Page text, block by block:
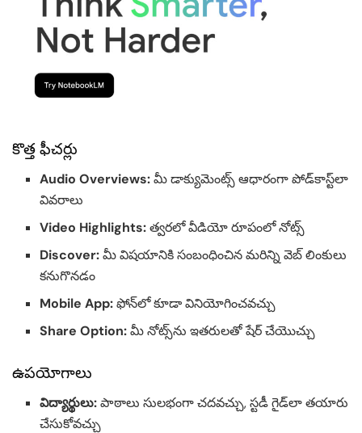
కొత్త ఫీచర్లు
Audio Overviews:మీ డాక్యుమెంట్స్‌ ఆధారంగా పోడ్‌కాస్ట్‌లా
వివరాలు
Video Highlights:త్వరలో వీడియో రూపంలో నోట్స్‌
Discover:మీ విషయానికి సంబంధించిన మరిన్ని వెబ్ లింకులు
కనుగొనడం
Mobile App:ఫోన్‌లో కూడా వినియోగించవచ్చు
Share Option:మీ నోట్స్‌ను ఇతరులతో షేర్ చేయొచ్చు
ఉపయోగాలు
విద్యార్థులు:పాఠాలు సులభంగా చదవచ్చు, స్టడీ గైడ్‌లా తయారు
చేసుకోవచ్చు